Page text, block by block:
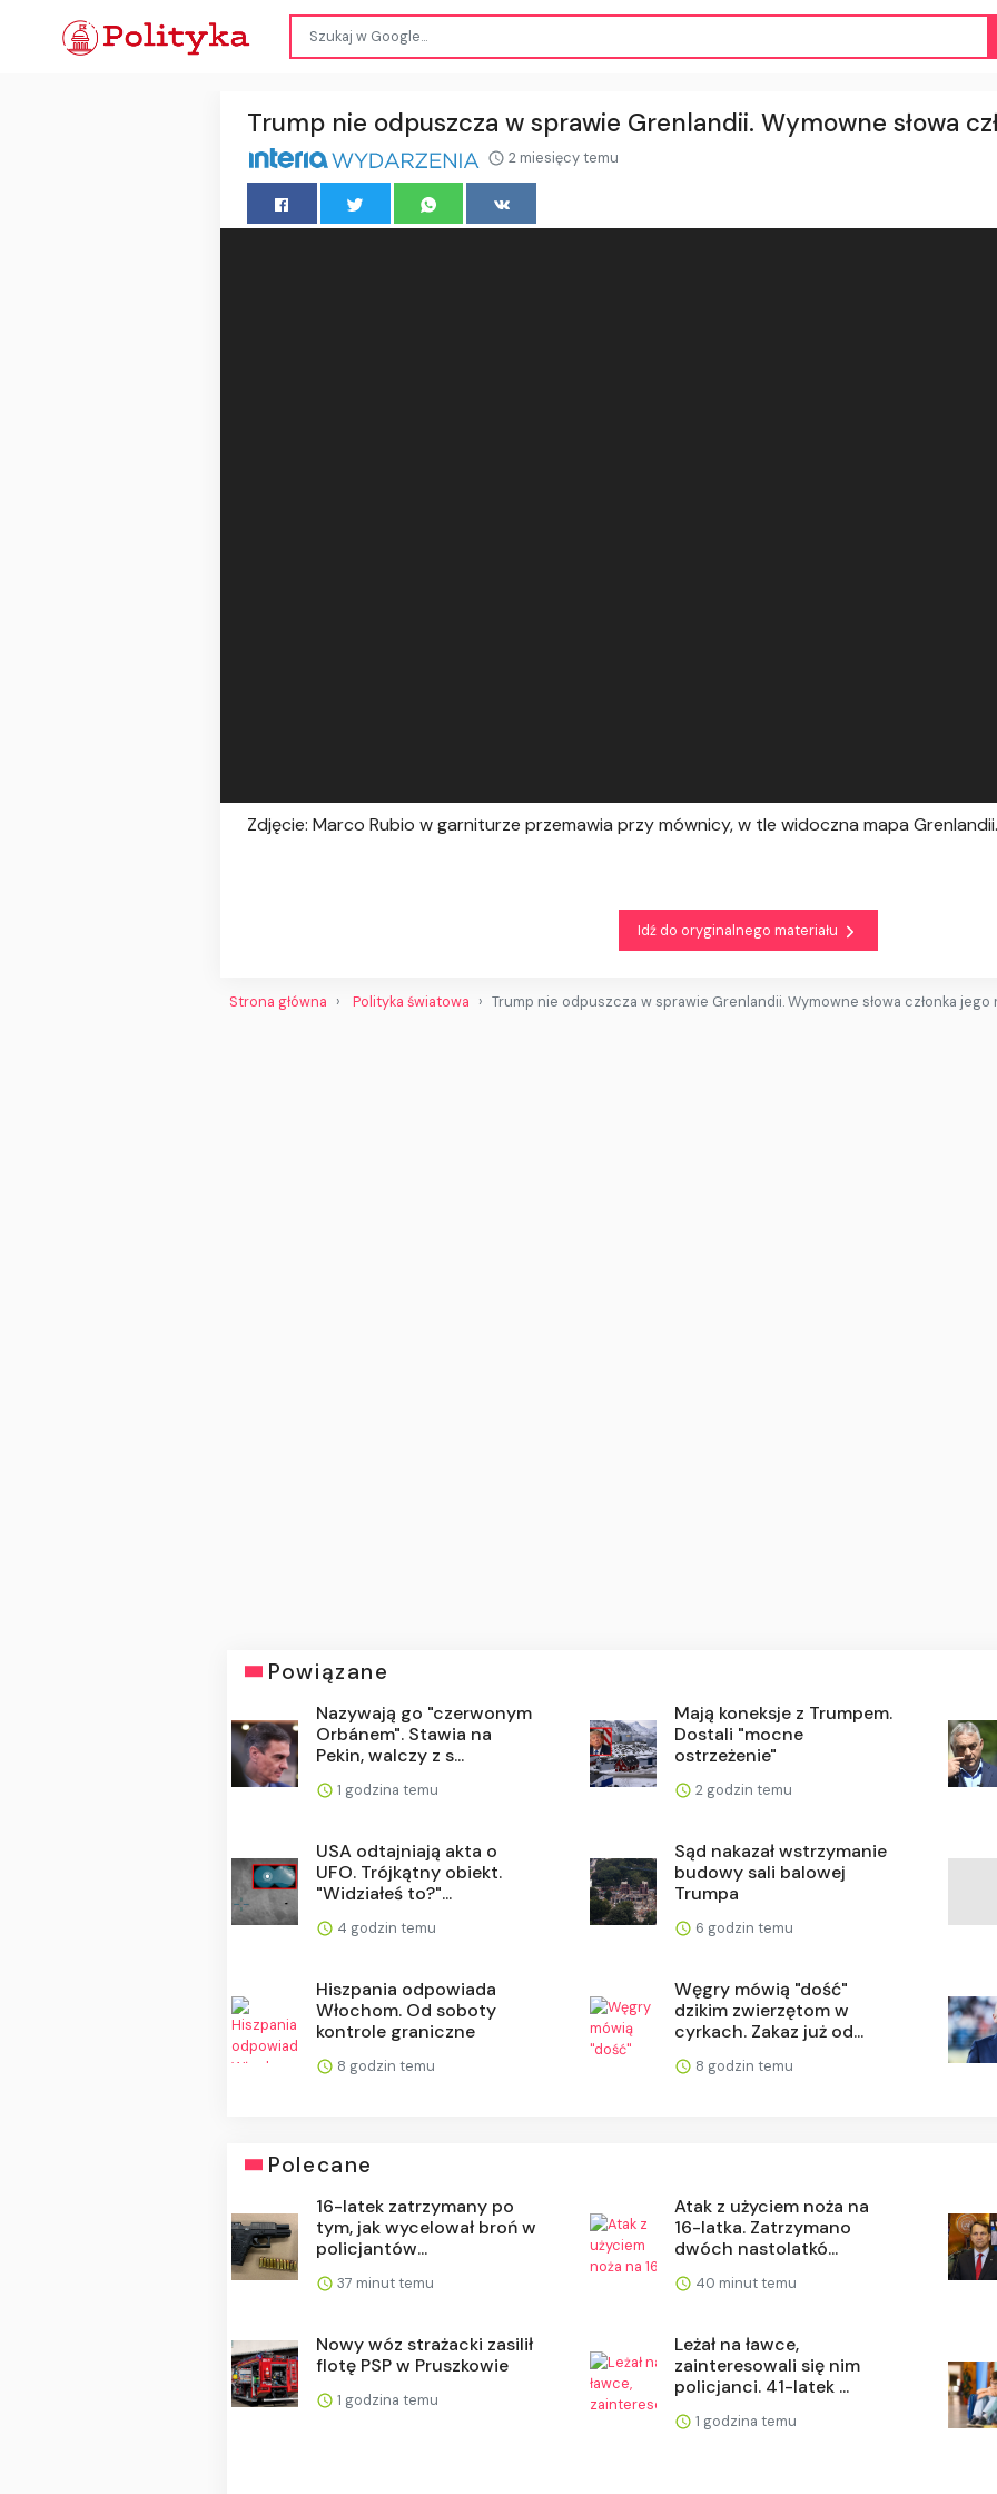
Trump nie odpuszcza w sprawie Grenlandii. Wymowne słowa
2 miesięcy temu
Zdjęcie: Marco Rubio w garniturze przemawia przy mównicy, w tle widoczna mapa Grenlandii.
Idź do oryginalnego materiału
Strona główna Polityka światowa Trump nie odpuszcza w sprawie Grenlandii. Wymowne słowa członka jego
Powiązane
Nazywają go "czerwonym
Orbánem". Stawia na
Pekin, walczy z s...
1 godzina temu
Mają koneksje z Trumpem.
Dostali "mocne
ostrzeżenie"
2 godzin temu
USA odtajniają akta o
UFO. Trójkątny obiekt.
"Widziałeś to?"...
4 godzin temu
Sąd nakazał wstrzymanie
budowy sali balowej
Trumpa
6 godzin temu
Hiszpania odpowiada
Włochom. Od soboty
kontrole graniczne
8 godzin temu
Węgry mówią "dość"
dzikim zwierzętom w
cyrkach. Zakaz już od...
8 godzin temu
Polecane
16-latek zatrzymany po
tym, jak wycelował broń w
policjantów...
37 minut temu
Atak z użyciem noża na
16-latka. Zatrzymano
dwóch nastolatkó...
40 minut temu
Nowy wóz strażacki zasilił
flotę PSP w Pruszkowie
1 godzina temu
Leżał na ławce,
zainteresowali się nim
policjanci. 41-latek ...
1 godzina temu